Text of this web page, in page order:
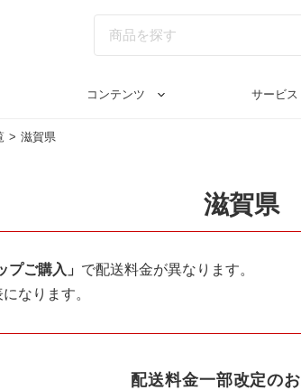
コンテンツ サービス
滋賀県
滋賀県
プご購入」 で配送料金が異なります。
なります。
配送料金一部改定の